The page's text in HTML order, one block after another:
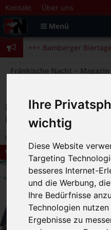
Ihre
wichtig
Diese Website
Targeting
besseres Internet-
und die Werbung,
Ihre Bedürfnisse
Technologien
Ergebnisse zu
Zum Inhalt springen
Kontakt Über uns
Menü
+++ Bamberger
+++ Blues- und
+++ Bamberger
+++ Blues- und
Fränkische Nacht > Magazin
Pfingstfestival in der
in Schloss Seehof“
Veranstaltungstipps